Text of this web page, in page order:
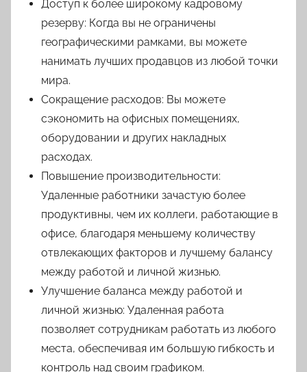
Доступ к более широкому кадровому
резерву: Когда вы не ограничены
географическими рамками, вы можете
нанимать лучших продавцов из любой точки
мира.
Сокращение расходов: Вы можете
сэкономить на офисных помещениях,
оборудовании и других накладных
расходах.
Повышение производительности:
Удаленные работники зачастую более
продуктивны, чем их коллеги, работающие в
офисе, благодаря меньшему количеству
отвлекающих факторов и лучшему балансу
между работой и личной жизнью.
Улучшение баланса между работой и
личной жизнью: Удаленная работа
позволяет сотрудникам работать из любого
места, обеспечивая им большую гибкость и
контроль над своим графиком.